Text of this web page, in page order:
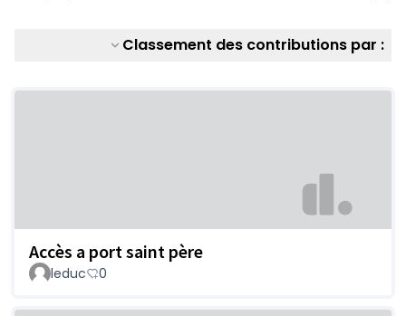
Classement des contributions par :
Accès a port saint père
leduc 0